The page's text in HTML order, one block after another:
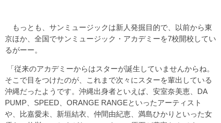
もっとも、サンミュージックは新人発掘目的で、以前から東
京ほか、全国でサンミュージック・アカデミーを7校開校してい
るがーー。
「従来のアカデミーからはスターが誕生していませんからね。
そこで目をつけたのが、これまで次々にスターを輩出している
沖縄だったようです。沖縄出身者といえば、安室奈美恵、DA
PUMP、SPEED、ORANGE RANGEといったアーティスト
や、比嘉愛未、新垣結衣、仲間由紀恵、満島ひかりといった女